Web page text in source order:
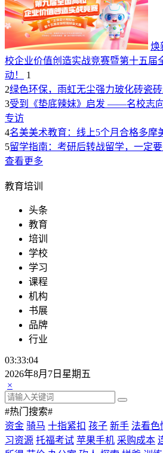
焕
校企业价值创造实战竞赛暨第十五届
动！
1
2绿色环保，雨虹无尘强力玻化砖瓷
3受到《垫底辣妹》启发 ——名校志
专访
4名美美术教育：线上5个月合格多摩
5留学指南：考研后转战留学，一定要
查看更多
教育培训
头条
教育
培训
学校
学习
课程
机构
书展
品牌
行业
03:33:04
2026年8月7日星期五
×
#热门搜索#
资金 骑马 十指紧扣 孩子 新手 法看色
习资源 托福考试 苹果手机 采购成本